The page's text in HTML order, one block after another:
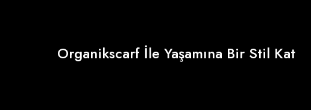
Organikscarf İle Yaşamına Bir Stil Kat